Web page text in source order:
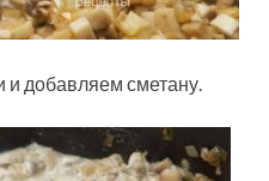
и добавляем сметану.